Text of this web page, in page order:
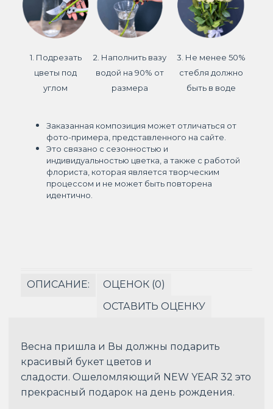
1. Подрезать
цветы под
углом
2. Наполнить вазу
водой на 90% от
размера
3. Не менее 50%
стебля должно
быть в воде
Заказанная композиция может отличаться от
фото-примера, представленного на сайте.
Это связано с сезонностью и
индивидуальностью цветка, а также с работой
флориста, которая является творческим
процессом и не может быть повторена
идентично.
ОПИСАНИЕ:
ОЦЕНОК (0)
ОСТАВИТЬ ОЦЕНКУ
Весна пришла и Вы должны подарить
красивый букет цветов и
сладости. Ошеломляющий NEW YEAR 32 это
прекрасный подарок на день рождения.